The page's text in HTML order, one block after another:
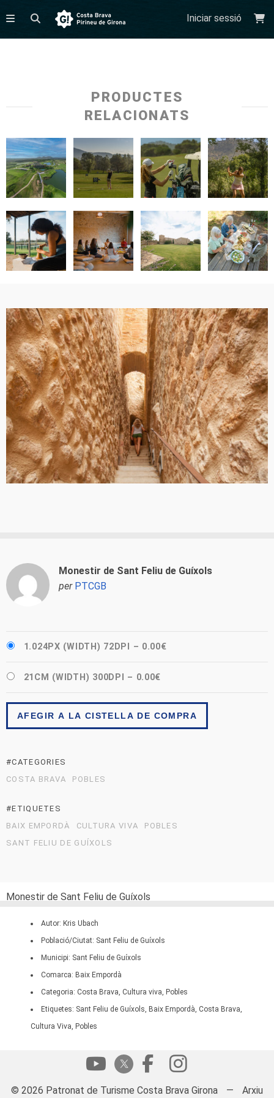
Iniciar sessió
PRODUCTES
RELACIONATS
Monestir de Sant Feliu de Guíxols
per PTCGB
1.024PX (WIDTH) 72DPI – 0.00€
21CM (WIDTH) 300DPI – 0.00€
AFEGIR A LA CISTELLA DE COMPRA
#CATEGORIES
COSTA BRAVA
POBLES
#ETIQUETES
BAIX EMPORDÀ
CULTURA VIVA
POBLES
SANT FELIU DE GUÍXOLS
Monestir de Sant Feliu de Guíxols
Autor: Kris Ubach
Població/Ciutat: Sant Feliu de Guíxols
Municipi: Sant Feliu de Guíxols
Comarca: Baix Empordà
Categoria: Costa Brava, Cultura viva, Pobles
Etiquetes: Sant Feliu de Guíxols, Baix Empordà, Costa Brava,
Cultura Viva, Pobles
© 2026 Patronat de Turisme Costa Brava Girona — Arxiu